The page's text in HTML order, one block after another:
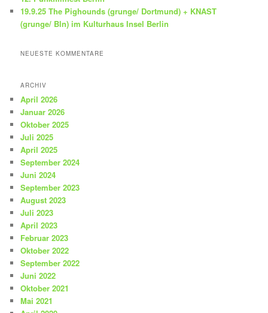
19.9.25 The Pighounds (grunge/ Dortmund) + KNAST
(grunge/ Bln) im Kulturhaus Insel Berlin
NEUESTE KOMMENTARE
ARCHIV
April 2026
Januar 2026
Oktober 2025
Juli 2025
April 2025
September 2024
Juni 2024
September 2023
August 2023
Juli 2023
April 2023
Februar 2023
Oktober 2022
September 2022
Juni 2022
Oktober 2021
Mai 2021